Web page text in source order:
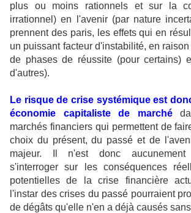
plus ou moins rationnels et sur la
irrationnel) en l'avenir (par nature
prennent des paris, les effets qui en
un puissant facteur d'instabilité, en
de phases de réussite (pour certains)
d'autres).
Le risque de crise systémique est
économie capitaliste de marché
marchés financiers qui permettent de
choix du présent, du passé et de
majeur. Il n'est donc aucunement
s'interroger sur les conséquences
potentielles de la crise financière
l'instar des crises du passé pourraient
de dégâts qu'elle n'en a déjà causés